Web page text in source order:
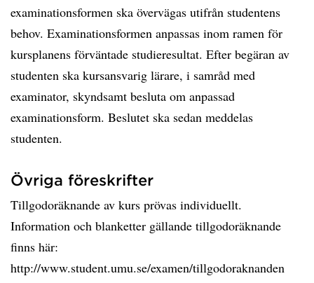
examinationsformen ska övervägas utifrån studentens
behov. Examinationsformen anpassas inom ramen för
kursplanens förväntade studieresultat. Efter begäran av
studenten ska kursansvarig lärare, i samråd med
examinator, skyndsamt besluta om anpassad
examinationsform. Beslutet ska sedan meddelas
studenten.
Övriga föreskrifter
Tillgodoräknande av kurs prövas individuellt.
Information och blanketter gällande tillgodoräknande
finns här:
http://www.student.umu.se/examen/tillgodoraknanden